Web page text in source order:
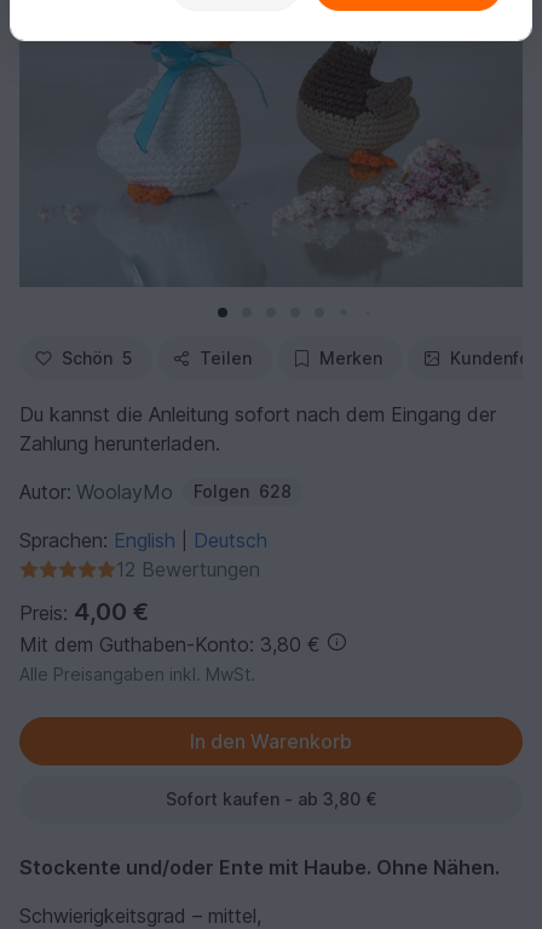
Schön 5 Teilen Merken
Du kannst die Anleitung sofort nach dem Eingang der
Zahlung herunterladen.
Autor: WoolayMo Folgen 628
Sprachen: English
Deutsch
12 Bewertungen
Preis: 4,00 €
Mit dem Guthaben-Konto: 3,80 €
Alle Preisangaben inkl. MwSt.
Sofort kaufen - ab 3,80 €
Stockente und/oder Ente mit Haube. Ohne Nähen.
Schwierigkeitsgrad – mittel,